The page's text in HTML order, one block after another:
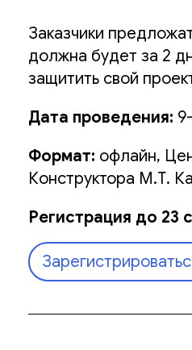
Заказчики
должна будет за 2
защитить свой
Дата проведения:
Формат: офлайн,
Конструктора М.Т.
Регистрация до 23